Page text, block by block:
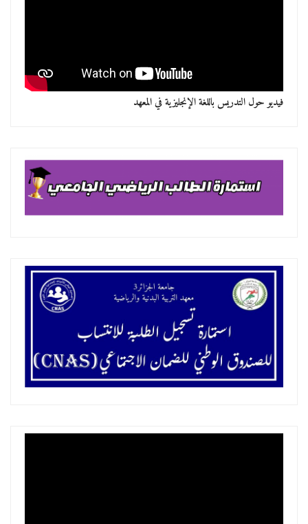
فيديو حول التدريس باللغة الإنجليزية في المعهد